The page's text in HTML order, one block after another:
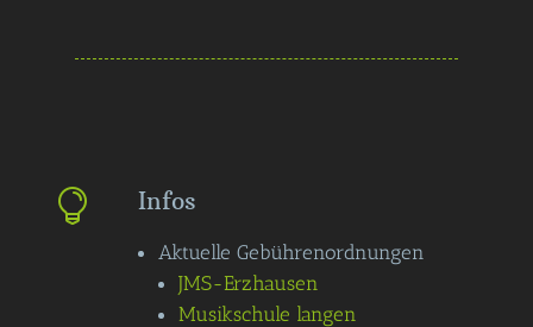
 Infos
Aktuelle Gebührenordnungen
JMS-Erzhausen
Musikschule langen